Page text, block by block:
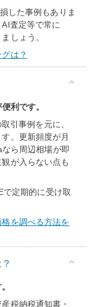
した事例もありま
査定等で常に
しょう。
は？
利です。
引事例を元に、
。更新頻度が月
ら周辺相場が即
が入らない点も
定期的に受け取
を調べる方法を
税納税通知書・